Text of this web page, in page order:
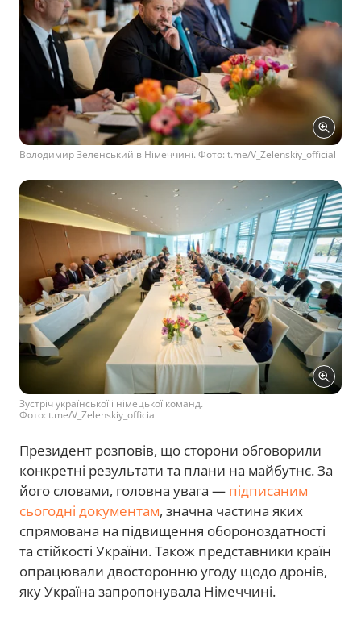
Володимир Зеленський в Німеччині. Фото: t.me/V_Zelenskiy_official
Зустріч української і німецької команд.
Фото: t.me/V_Zelenskiy_official
Президент розповів, що сторони обговорили
конкретні результати та плани на майбутнє. За
його словами, головна увага — підписаним
сьогодні документам, значна частина яких
спрямована на підвищення обороноздатності
та стійкості України. Також представники країн
опрацювали двосторонню угоду щодо дронів,
яку Україна запропонувала Німеччині.